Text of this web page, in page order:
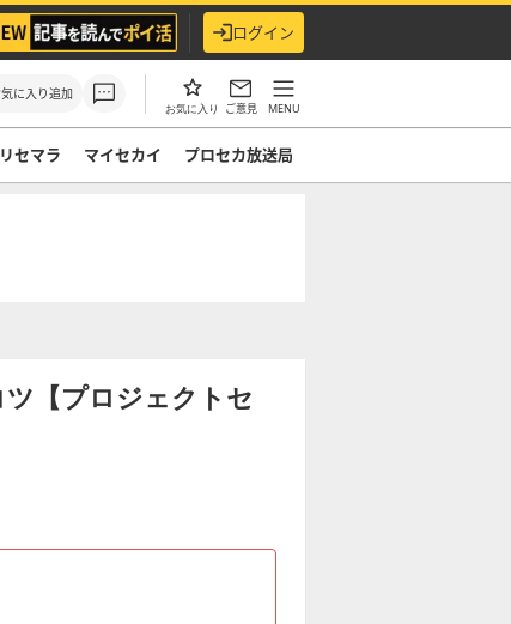
ログイン
に入り追加
お気に入り ご意見 MENU
リセマラ マイセカイ プロセカ放送局
ツ【プロジェクトセ